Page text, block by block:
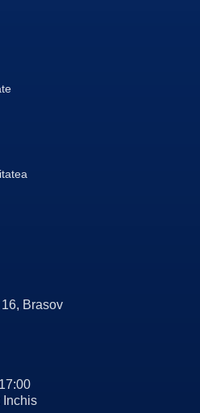
Brasov
Inchis